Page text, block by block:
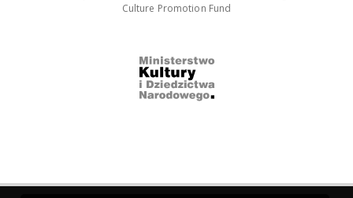
Culture Promotion Fund